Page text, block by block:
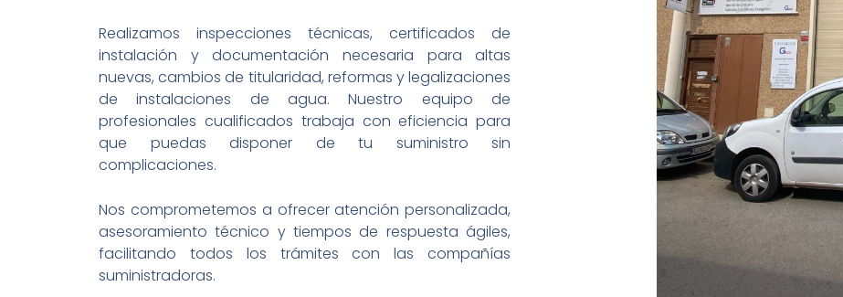
Realizamos inspecciones técnicas, certificados de
instalación y documentación necesaria para altas
nuevas, cambios de titularidad, reformas y legalizaciones
de instalaciones de agua. Nuestro equipo de
profesionales cualificados trabaja con eficiencia para
que puedas disponer de tu suministro sin
complicaciones.
Nos comprometemos a ofrecer atención personalizada,
asesoramiento técnico y tiempos de respuesta ágiles,
facilitando todos los trámites con las compañías
suministradoras.